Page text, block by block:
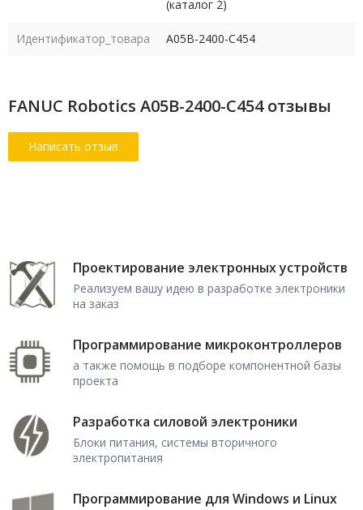
(каталог 2)
Идентификатор_товара A05B-2400-C454
FANUC Robotics A05B-2400-C454 отзывы
Проектирование электронных устройств
Реализуем вашу идею в разработке электроники
на заказ
Программирование микроконтроллеров
а также помощь в подборе компонентной базы
проекта
Разработка силовой электроники
Блоки питания, системы вторичного
электропитания
Программирование для Windows и Linux